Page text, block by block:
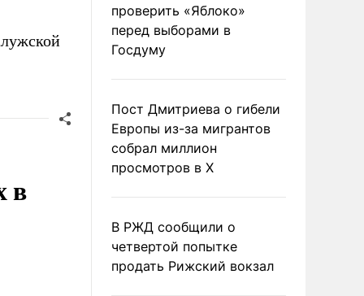
в
проверить «Яблоко»
перед выборами в
Госдуму
Пост Дмитриева о гибели
Европы из-за мигрантов
собрал миллион
просмотров в X
В РЖД сообщили о
четвертой попытке
продать Рижский вокзал